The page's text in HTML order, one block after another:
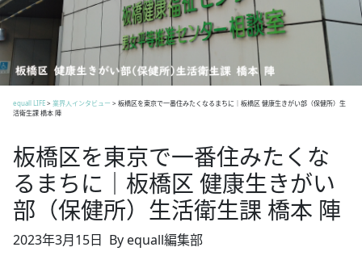
equall LIFE> 業界人インタビュー > 板橋区を東京で一番住みたくなるまちに｜板橋区 健康生きがい部（保健所）生
活衛生課 橋本 陣
板橋区を東京で一番住みたくな
るまちに｜板橋区 健康生きがい
部（保健所）生活衛生課 橋本 陣
2023年3月15日 By equall編集部